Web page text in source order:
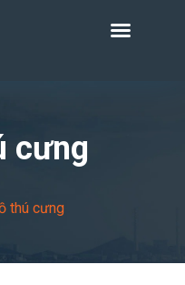
cưng
thú cưng